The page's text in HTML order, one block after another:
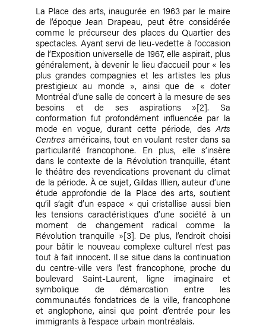
La Place des arts, inaugurée en 1963 par le maire
de l’époque Jean Drapeau, peut être considérée
comme le précurseur des places du Quartier des
spectacles. Ayant servi de lieu-vedette à l’occasion
de l’Exposition universelle de 1967, elle aspirait, plus
généralement, à devenir le lieu d’accueil pour « les
plus grandes compagnies et les artistes les plus
prestigieux au monde », ainsi que de « doter
Montréal d’une salle de concert à la mesure de ses
besoins et de ses aspirations »[2]. Sa
conformation fut profondément influencée par la
mode en vogue, durant cette période, des Arts
Centres américains, tout en voulant rester dans sa
particularité francophone. En plus, elle s’insère
dans le contexte de la Révolution tranquille, étant
le théâtre des revendications provenant du climat
de la période. À ce sujet, Gildas Illien, auteur d’une
étude approfondie de la Place des arts, soutient
qu’il s’agit d’un espace « qui cristallise aussi bien
les tensions caractéristiques d’une société à un
moment de changement radical comme la
Révolution tranquille »[3]. De plus, l’endroit choisi
pour bâtir le nouveau complexe culturel n’est pas
tout à fait innocent. Il se situe dans la continuation
du centre-ville vers l’est francophone, proche du
boulevard Saint-Laurent, ligne imaginaire et
symbolique de démarcation entre les
communautés fondatrices de la ville, francophone
et anglophone, ainsi que point d’entrée pour les
immigrants à l’espace urbain montréalais.